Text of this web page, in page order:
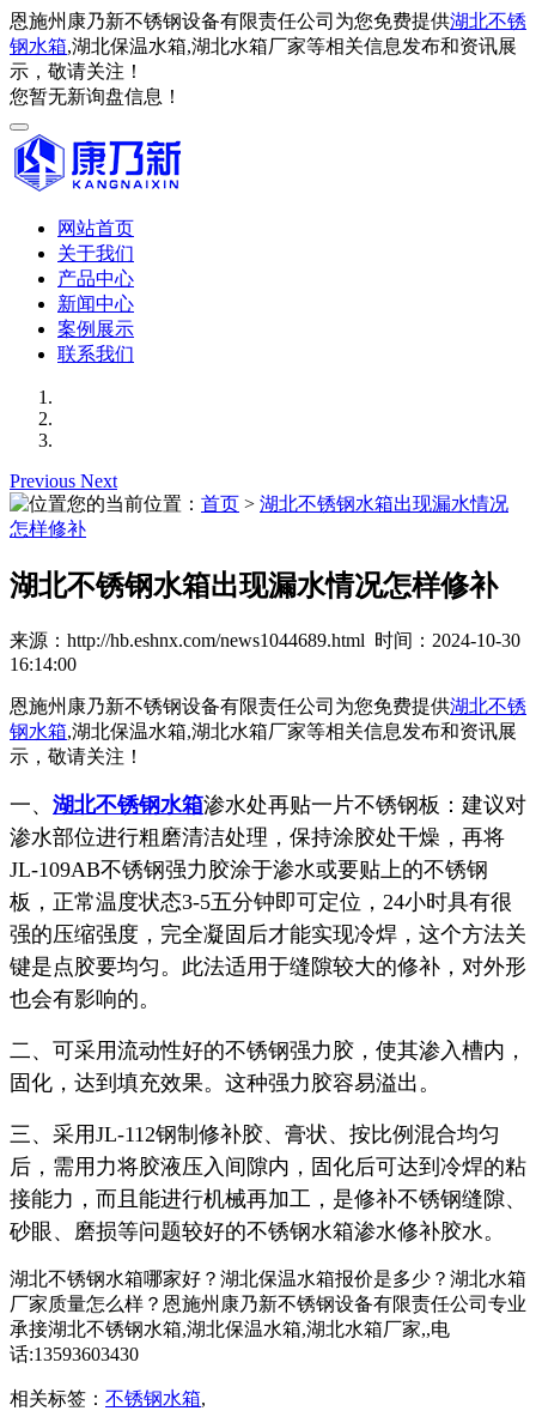
恩施州康乃新不锈钢设备有限责任公司为您免费提供湖北不锈
钢水箱,湖北保温水箱,湖北水箱厂家等相关信息发布和资讯展
示，敬请关注！
您暂无新询盘信息！
网站首页
关于我们
产品中心
新闻中心
案例展示
联系我们
Previous Next
您的当前位置： 首页 > 湖北不锈钢水箱出现漏水情况
怎样修补
湖北不锈钢水箱出现漏水情况怎样修补
来源：http://hb.eshnx.com/news1044689.html 时间：2024-10-30
16:14:00
恩施州康乃新不锈钢设备有限责任公司为您免费提供湖北不锈
钢水箱,湖北保温水箱,湖北水箱厂家等相关信息发布和资讯展
示，敬请关注！
一、 湖北不锈钢水箱渗水处再贴一片不锈钢板：建议对
渗水部位进行粗磨清洁处理，保持涂胶处干燥，再将
JL-109AB不锈钢强力胶涂于渗水或要贴上的不锈钢
板，正常温度状态3-5五分钟即可定位，24小时具有很
强的压缩强度，完全凝固后才能实现冷焊，这个方法关
键是点胶要均匀。此法适用于缝隙较大的修补，对外形
也会有影响的。
二、可采用流动性好的不锈钢强力胶，使其渗入槽内，
固化，达到填充效果。这种强力胶容易溢出。
三、采用JL-112钢制修补胶、膏状、按比例混合均匀
后，需用力将胶液压入间隙内，固化后可达到冷焊的粘
接能力，而且能进行机械再加工，是修补不锈钢缝隙、
砂眼、磨损等问题较好的不锈钢水箱渗水修补胶水。
湖北不锈钢水箱哪家好？湖北保温水箱报价是多少？湖北水箱
厂家质量怎么样？恩施州康乃新不锈钢设备有限责任公司专业
承接湖北不锈钢水箱,湖北保温水箱,湖北水箱厂家,,电
话:13593603430
相关标签： 不锈钢水箱,